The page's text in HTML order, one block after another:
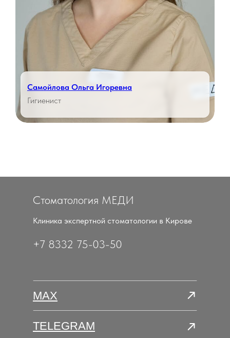
Самойлова Ольга Игоревна
Гигиенист
Стоматология МЕДИ
Клиника экспертной стоматологии в Кирове
+7 8332 75-03-50
MAX
TELEGRAM